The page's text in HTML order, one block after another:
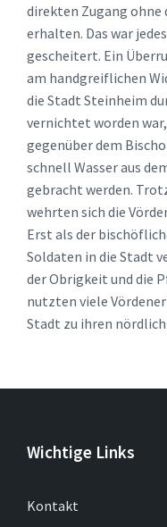
direkten Zugang ohne
erhalten. Das war
gescheitert. Ein
am handgreiflichen
die Stadt Steinheim
vernichtet worden
gegenüber dem
schnell Wasser aus
gebracht werden.
wehrten sich die
Erst als der
Soldaten in die Stadt
der Obrigkeit und die
nutzten viele
Stadt zu ihren
Wichtige Links
Kontakt